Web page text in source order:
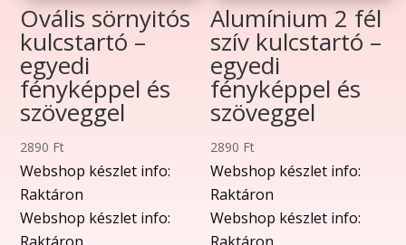
Ovális sörnyitós
kulcstartó –
egyedi
fényképpel és
szöveggel
2890 Ft
Webshop készlet info:
Raktáron
Webshop készlet info:
Alumínium 2 fél
szív kulcstartó –
egyedi
fényképpel és
szöveggel
2890 Ft
Webshop készlet info:
Raktáron
Webshop készlet info: